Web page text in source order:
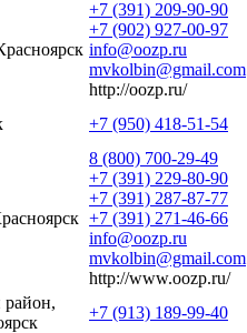
+7 (391) 209-90-90
+7 (902) 927-00-97
info@oozp.ru
mvkolbin@gmail.com
http://oozp.ru/
+7 (950) 418-51-54
8 (800) 700-29-49
+7 (391) 229-80-90
+7 (391) 287-87-77
+7 (391) 271-46-66
info@oozp.ru
mvkolbin@gmail.com
http://www.oozp.ru/
+7 (913) 189-99-40